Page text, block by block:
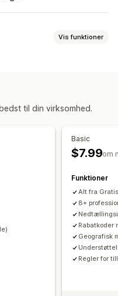
Vis funktioner
til din virksomhed.
Basic
$7.99om
Funktioner
Alt fra
8+
Rabatkoder
Geografisk
Regler for